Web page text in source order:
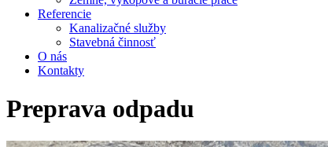
Referencie
Kanalizačné služby
Stavebná činnosť
O nás
Kontakty
Preprava odpadu